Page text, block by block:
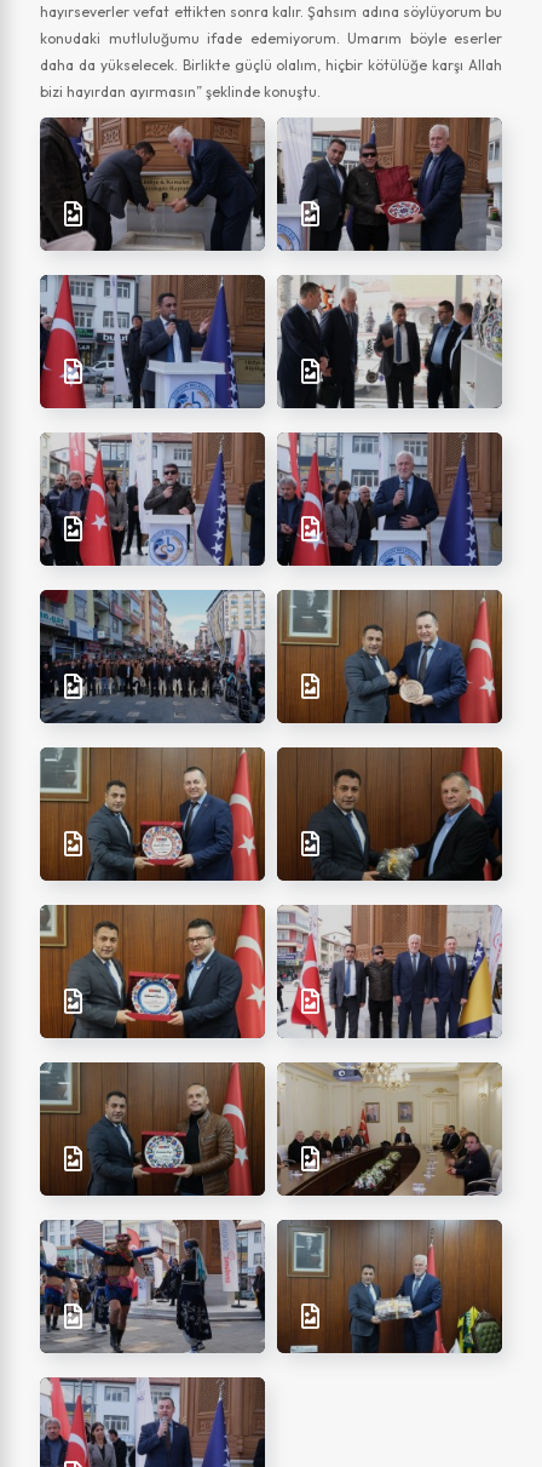
hayırseverler vefat ettikten sonra kalır. Şahsım adına söylüyorum bu
konudaki mutluluğumu ifade edemiyorum. Umarım böyle eserler
daha da yükselecek. Birlikte güçlü olalım, hiçbir kötülüğe karşı Allah
bizi hayırdan ayırmasın” şeklinde konuştu.